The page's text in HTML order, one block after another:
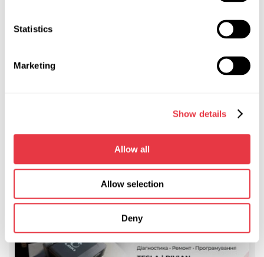
Statistics
Marketing
Show details
Allow all
Allow selection
Deny
стендах:
MS002 COM
для діагностики вузлів генераторів, використовуються
тестери:
можна на сайті або
АКТУАЛЬНІ НОВИНИ
СТАТТІ